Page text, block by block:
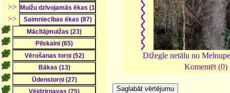
>>
>>
Dižegle netālu no
Komentēt (0)